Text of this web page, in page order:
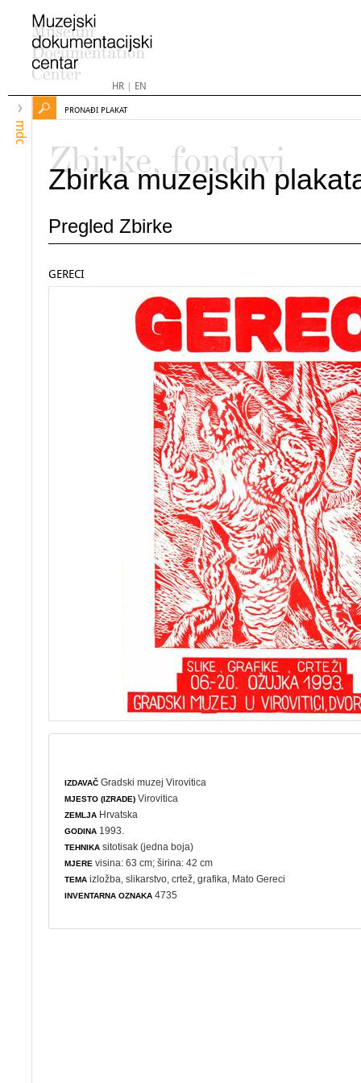
HR| EN
mdc
PRONAĐI PLAKAT
Zbirke, fondovi
Zbirka muzejskih
Pregled Zbirke
GERECI
IZDAVAČ Gradski muzej Virovitica
MJESTO (IZRADE) Virovitica
ZEMLJA Hrvatska
GODINA 1993.
TEHNIKA sitotisak (jedna boja)
MJERE visina: 63 cm; širina: 42 cm
TEMA izložba ,slikarstvo ,crtež ,grafika , Mato Gereci
INVENTARNA OZNAKA 4735